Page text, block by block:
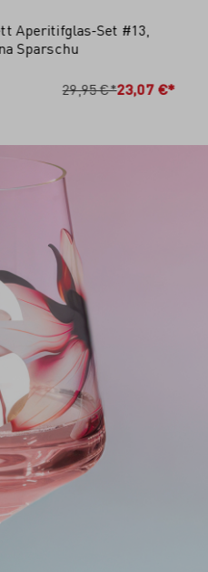
Aperitifglas-Set #13,
Sparschu
29,95 €*23,07 €*